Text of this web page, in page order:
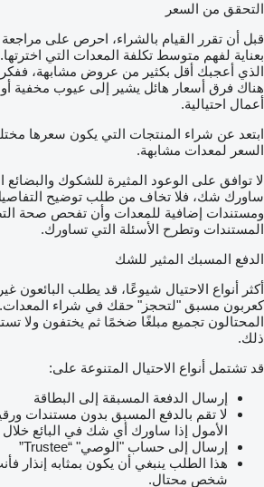
التحقق من السعر
قبل أن تقرر القيام بالشراء، احرص على
بعناية لفهم متوسط تكلفة المعدات التي
الذي أعجبك أقل بكثير من عروض مشابهة، ففكر
هناك فرق أسعار هائل يشير إلى عيوب مخفية أو
أعمال احتيالية.
ابتعد عن شراء المنتجات التي يكون سعرها
السعر لمعدات مشابهة.
لا توافق على الوعود المثيرة للشكوك
ساورك شك، فلا تخاف من طلب توضيح
ومستندات إضافية للمعدات وأن تفحص صحة
المستندات وتطرح الأسئلة التي تساورك.
الدفع المسبك المثير للشك
أكثر أنواع الاحتيال شيوعًا، قد يطلب البائعون
كعربون مسبق "لتحجز" حقك في شراء المعدات.
المحتالون تجميع مبلغًا ضخمًا ثم يختفون ولا
ذلك.
قد تشتمل أنواع الاحتيال المتنوعة على:
إرسال الدفعة المسبقة إلى البطاقة
لا تقم بالدفع المسبق بدون مستندات
الأمول إذا ساورك أي شك في البائع خلال
إرسال إلى حساب "الوصي" “Trustee”
هذا الطلب ينبغي أن يكون بمثابه إنذار
شخص محتال.